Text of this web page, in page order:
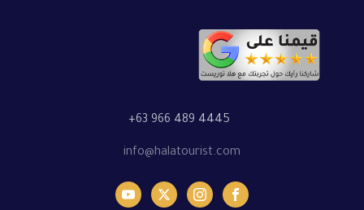
+63 966 489 4445
info@halatourist.com